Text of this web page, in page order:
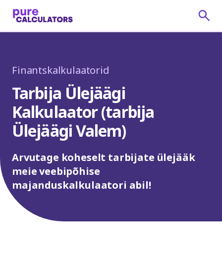
Finantskalkulaatorid
Tarbija Ülejäägi
Kalkulaator (tarbija
Ülejäägi Valem)
Arvutage koheselt tarbijate ülejääk
meie veebipõhise
majanduskalkulaatori abil!